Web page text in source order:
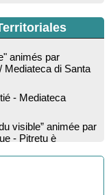
di Santa
- Pitretu è
Morin :
- Mediateca